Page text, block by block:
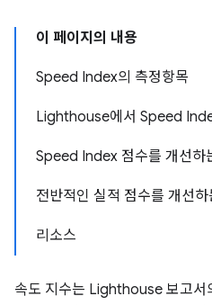
이 페이지의 내용
Speed Index의 측정항목
Lighthouse에서 Speed
Speed Index 점수를 개선하
전반적인 실적 점수를 개선하
리소스
속도 지수는 Lighthouse 보고서